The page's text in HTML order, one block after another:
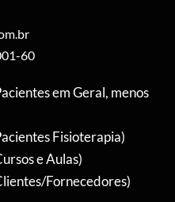
60
em Geral, menos
Fisioterapia)
e Aulas)
Fornecedores)